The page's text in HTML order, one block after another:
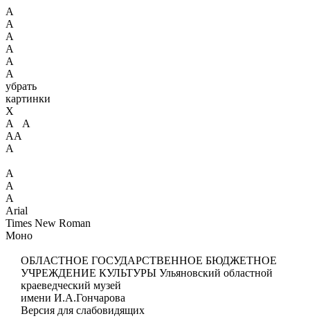
А
А
А
А
А
А
убрать
картинки
X
А А
АА
А
А
А
А
Arial
Times New Roman
Моно
ОБЛАСТНОЕ ГОСУДАРСТВЕННОЕ БЮДЖЕТНОЕ
УЧРЕЖДЕНИЕ КУЛЬТУРЫ Ульяновский областной
краеведческий музей
имени И.А.Гончарова
Версия для слабовидящих